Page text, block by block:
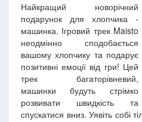
Найкращий новорічний
подарунок для хлопчика -
машинка. Ігровий трек Maisto
неодмінно сподобається
вашому хлопчику та подарує
позитивні емоції від гри! Цей
трек багаторівневий,
машинки будуть стрімко
розвивати швидкість та
спускатися вниз. Уявіть собі